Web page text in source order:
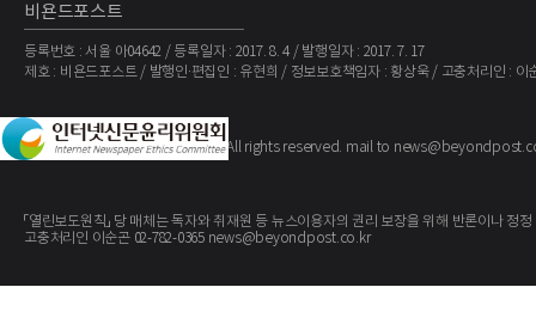
비욘드포스트
등록번호 : 서울 아04642 / 등록일자 : 2017. 8. 4 / 발행일자 : 2017. 7. 17
제호 : 비욘드포스트 / 발행인·편집인 : 유현희 / 정보보호책임자 : 황상욱 / 고충처리인 : 이
Copyright ©The BeyondPost. All rights reserved. mail to
「열린보도원칙」 당 매체는 독자와 취재원 등 뉴스이용자의 권리 보장을 위해 반론이나
고충처리인 이순곤 02-782-0365 news@beyondpost.co.kr